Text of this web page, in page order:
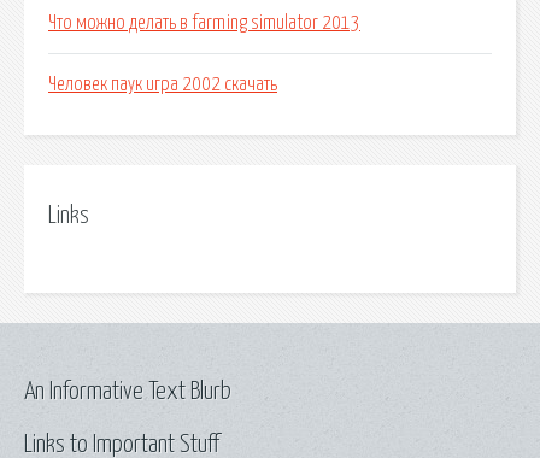
Что можно делать в farming simulator 2013
Человек паук игра 2002 скачать
Links
Links to Important Stuff
An Informative Text Blurb